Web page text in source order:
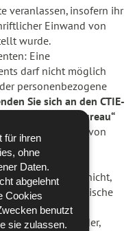
für ihren
ohne
Daten.
abgelehnt
Cookies
benutzt
sie zulassen.
veranlassen, insofern ihr
Einwand von
wurde.
Eine
darf nicht möglich
personenbezogene
Sie sich an den CTIE-
fournitures de bureau“
Vernichtung von
vertraulichen
Es reicht nicht,
zu drücken. Optische
und
(z. B. Magnetbänder,